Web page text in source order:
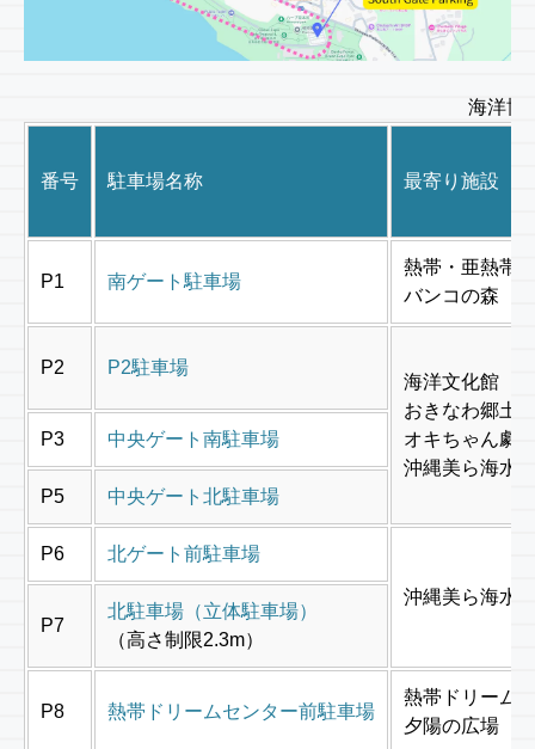
海洋博
番号 駐車場名称 最寄り施設
P1 南ゲート駐車場
熱帯・亜熱帯
バンコの森
P2 P2駐車場
海洋文化館
おきなわ郷土
オキちゃん劇
沖縄美ら海水
P3 中央ゲート南駐車場
P5 中央ゲート北駐車場
P6 北ゲート前駐車場
沖縄美ら海水
P7
北駐車場（立体駐車場）
（高さ制限2.3m）
P8 熱帯ドリームセンター前駐車場
熱帯ドリーム
夕陽の広場